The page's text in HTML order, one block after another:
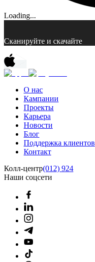
Loading...
Сканируйте и скачайте
О нас
Кампании
Проекты
Карьера
Новости
Блог
Поддержка клиентов
Контакт
Колл-центр(012) 924
Наши соцсети